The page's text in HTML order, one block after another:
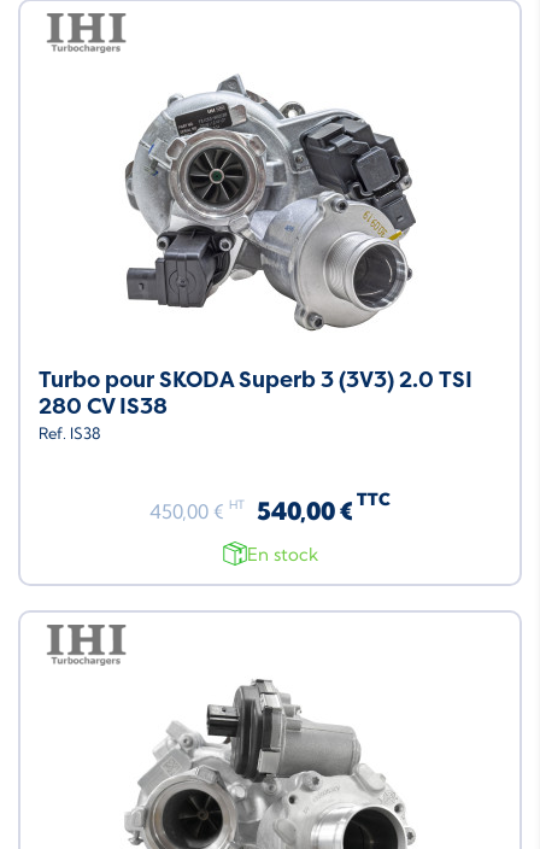
Turbo pour SKODA Superb 3 (3V3) 2.0 TSI
280 CV IS38
Ref. IS38
450,00 € HT 540,00 € TTC
En stock